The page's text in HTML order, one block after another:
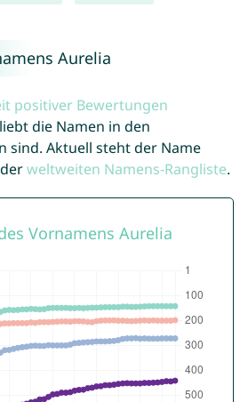
Aurelia
positiver Bewertungen
die Namen in den
sind. Aktuell steht der Name
weltweiten Namens-Rangliste.